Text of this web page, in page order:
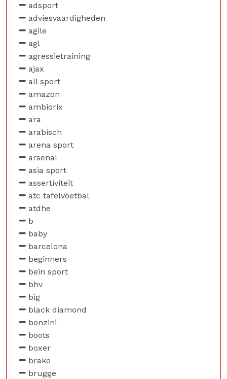
adsport
adviesvaardigheden
agile
agl
agressietraining
ajax
all sport
amazon
ambiorix
ara
arabisch
arena sport
arsenal
asia sport
assertiviteit
atc tafelvoetbal
atdhe
b
baby
barcelona
beginners
bein sport
bhv
big
black diamond
bonzini
boots
boxer
brako
brugge